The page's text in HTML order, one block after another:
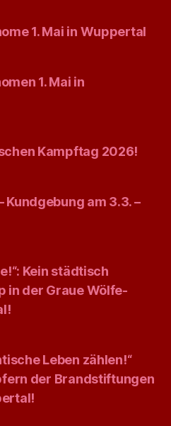
1. Mai in Wuppertal
1. Mai in
Kampftag 2026!
Kundgebung am 3.3. –
Kein städtisch
in der Graue Wölfe-
Leben zählen!“
der Brandstiftungen